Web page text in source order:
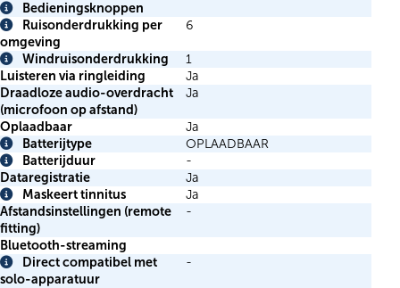
Info
Info
Bedieningsknoppen
Info
Ruisonderdrukking per
omgeving
6
Info
Windruisonderdrukking
1
Luisteren via ringleiding
Ja
Draadloze audio-overdracht
(microfoon op afstand)
Ja
Oplaadbaar Ja
Info
Batterijtype OPLAADBAAR
Info
Batterijduur
-
Dataregistratie
Ja
Info
Maskeert tinnitus
Ja
Afstandsinstellingen (remote
fitting)
-
Bluetooth-streaming
Info
Direct compatibel met
solo-apparatuur
-